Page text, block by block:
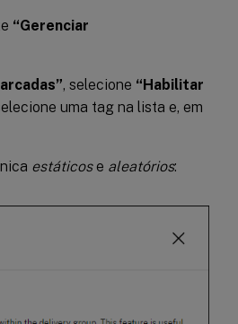
“Gerenciar
, selecione “Habilitar
uma tag na lista e, em
estáticose aleatórios: